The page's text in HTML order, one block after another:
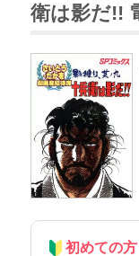
衛は影だ!!
初めての方